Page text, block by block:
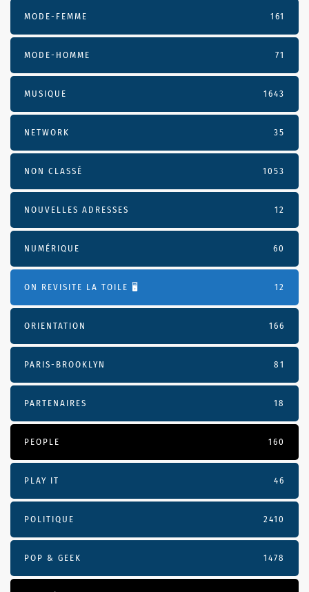
MODE-FEMME 161
MODE-HOMME 71
MUSIQUE 1643
NETWORK 35
NON CLASSÉ 1053
NOUVELLES ADRESSES 12
NUMÉRIQUE 60
ON REVISITE LA TOILE 🖥️ 12
ORIENTATION 166
PARIS-BROOKLYN 81
PARTENAIRES 18
PEOPLE 160
PLAY IT 46
POLITIQUE 2410
POP & GEEK 1478